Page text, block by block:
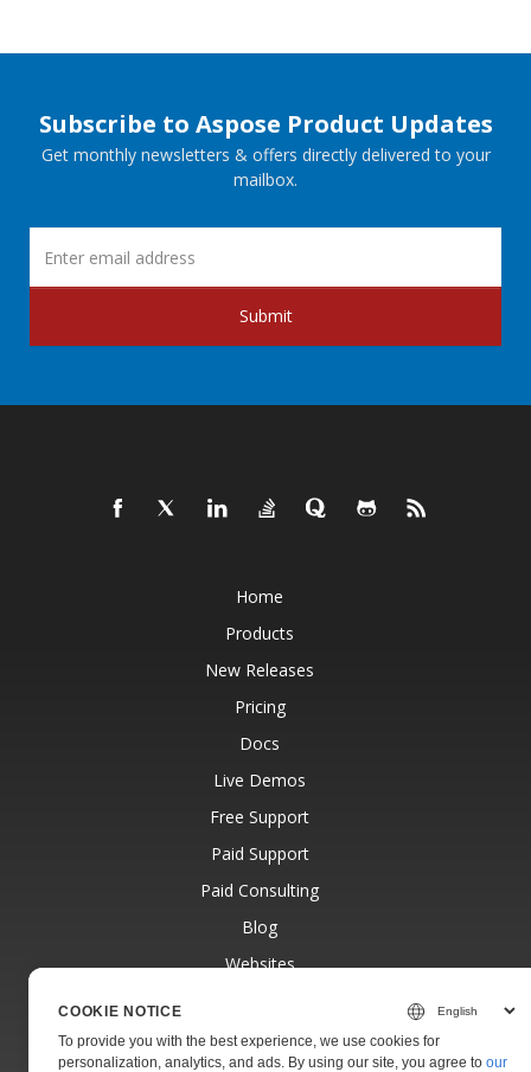
Subscribe to Aspose Product Updates
Get monthly newsletters & offers directly delivered to your
mailbox.
Submit
Home
Products
New Releases
Pricing
Docs
Live Demos
Free Support
Paid Support
Paid Consulting
Blog
Websites
COOKIE NOTICE
To provide you with the best experience, we use cookies for
personalization, analytics, and ads. By using our site, you agree toour